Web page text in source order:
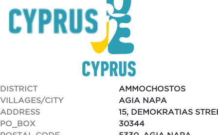
DISTRICT
AMMOCHOSTOS
VILLAGES/CITY
AGIA NAPA
ADDRESS
15, DEMOKRATIAS
PO_BOX
30344